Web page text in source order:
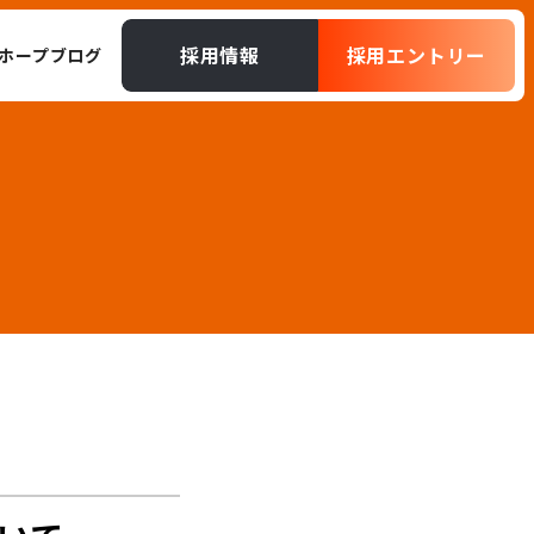
ープブログ 採用情報 採用エントリー